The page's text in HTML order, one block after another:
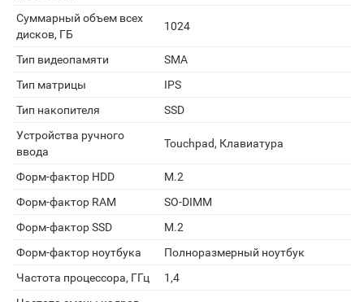
Суммарный объем всех
дисков, ГБ
1024
Тип видеопамяти
SMA
Тип матрицы
IPS
Тип накопителя
SSD
Устройства ручного
ввода
Touchpad, Клавиатура
Форм-фактор HDD
M.2
Форм-фактор RAM
SO-DIMM
Форм-фактор SSD
M.2
Форм-фактор ноутбука
Полноразмерный ноутбук
Частота процессора, ГГц
1,4